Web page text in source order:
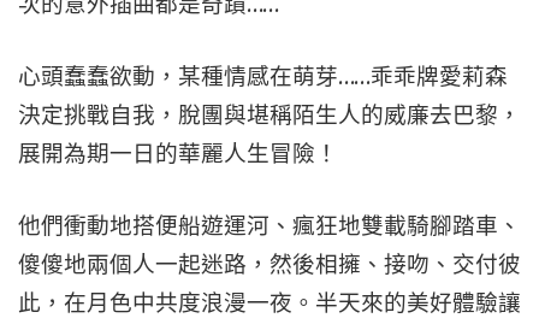
心頭蠢蠢欲動，某種情感在萌芽……乖乖牌愛莉森
決定挑戰自我，脫團與堪稱陌生人的威廉去巴黎，
展開為期一日的華麗人生冒險！
他們衝動地搭便船遊運河、瘋狂地雙載騎腳踏車、
傻傻地兩個人一起迷路，然後相擁、接吻、交付彼
此，在月色中共度浪漫一夜。半天來的美好體驗讓